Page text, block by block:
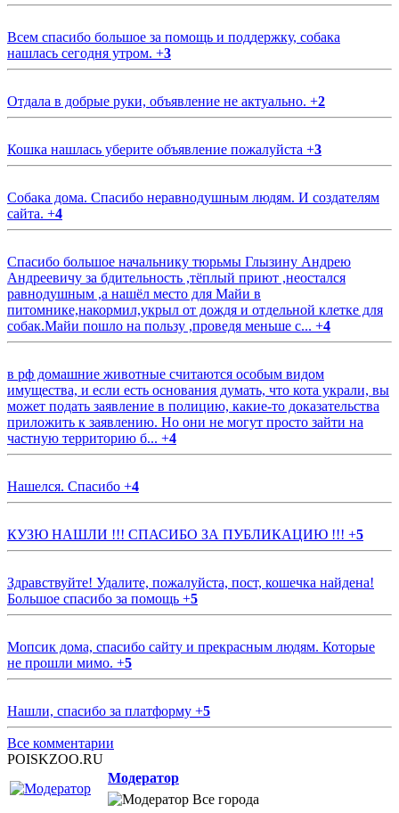
Всем спасибо большое за помощь и поддержку, собака
нашлась сегодня утром. +3
Отдала в добрые руки, объявление не актуально. +2
Кошка нашлась уберите объявление пожалуйста +3
Собака дома. Спасибо неравнодушным людям. И создателям
сайта. +4
Спасибо большое начальнику тюрьмы Глызину Андрею
Андреевичу за бдительность ,тёплый приют ,неостался
равнодушным ,а нашёл место для Майи в
питомнике,накормил,укрыл от дождя и отдельной клетке для
собак.Майи пошло на пользу ,проведя меньше с... +4
в рф домашние животные считаются особым видом
имущества, и если есть основания думать, что кота украли, вы
может подать заявление в полицию, какие-то доказательства
приложить к заявлению. Но они не могут просто зайти на
частную территорию б... +4
Нашелся. Спасибо +4
КУЗЮ НАШЛИ !!! СПАСИБО ЗА ПУБЛИКАЦИЮ !!! +5
Здравствуйте! Удалите, пожалуйста, пост, кошечка найдена!
Большое спасибо за помощь +5
Мопсик дома, спасибо сайту и прекрасным людям. Которые
не прошли мимо. +5
Нашли, спасибо за платформу +5
Все комментарии
POISKZOO.RU
Модератор
Все города